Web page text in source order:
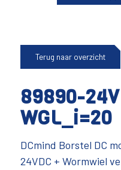
Terug naar overzicht
89890-
WGL_i=20
DCmind Borstel DC
24VDC + Wormwiel